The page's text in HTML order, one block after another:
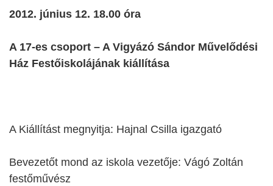
2012. június 12. 18.00 óra
A 17-es csoport – A Vigyázó Sándor Művelődési
Ház Festőiskolájának kiállítása
A Kiállítást megnyitja: Hajnal Csilla igazgató
Bevezetőt mond az iskola vezetője: Vágó Zoltán
festőművész